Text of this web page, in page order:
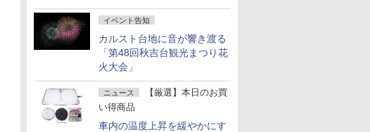
イベント告知
カルスト台地に音が響き渡る
「第48回秋吉台観光まつり花
火大会」
ニュース
【厳選】本日のお買
い得商品
車内の温度上昇を緩やかにす